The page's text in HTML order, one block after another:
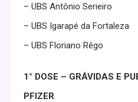
– UBS Antônio Serieiro
– UBS Igarapé da Fortaleza
– UBS Floriano Rêgo
1° DOSE – GRÁVIDAS E
PFIZER